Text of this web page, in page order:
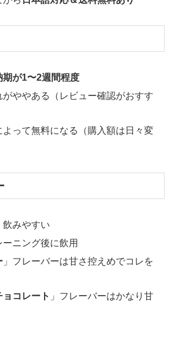
期が1〜2週間程度
がややある（レビュー確認がおすす
って無料になる（購入額は日々変
飲みやすい
ニング後に飲用
」フレーバーは甘さ控えめでコレを
コレート 」フレーバーはかなり甘